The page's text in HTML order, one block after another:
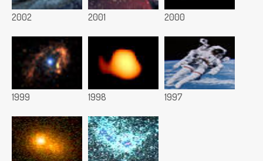
2002 2001 2000
1999 1998 1997